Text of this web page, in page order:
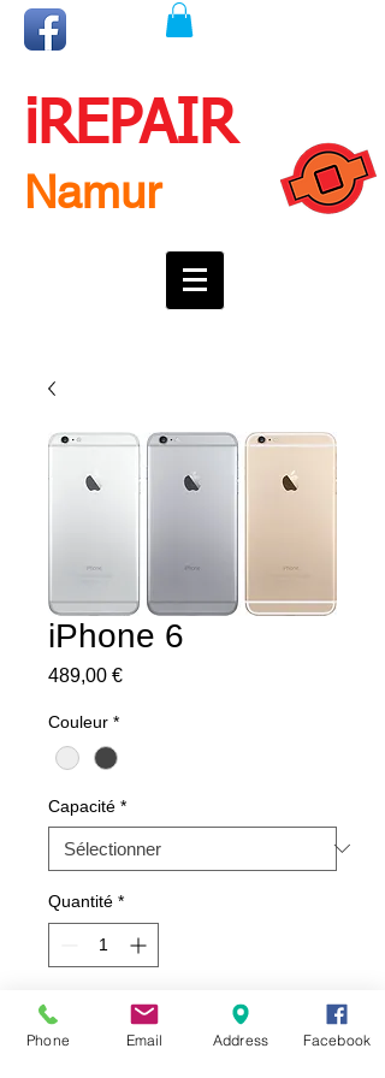
iREPAIR
Namur
iPhone 6
489,00 €Prix
Couleur *
Capacité *
Quantité *
Ajouter au panier
Phone Email Address Facebook